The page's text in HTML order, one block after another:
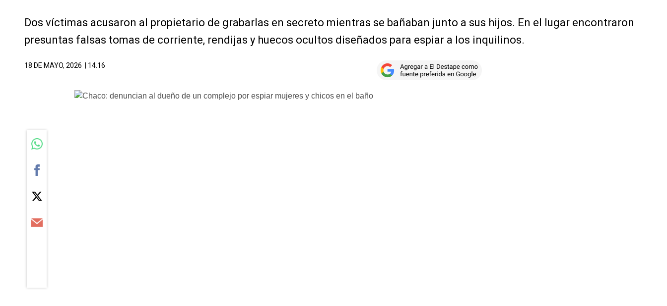
Dos víctimas acusaron al propietario de grabarlas en secreto mientras se bañaban junto a sus hijos. En el lugar encontraron
presuntas falsas tomas de corriente, rendijas y huecos ocultos diseñados para espiar a los inquilinos.
18 DE MAYO, 2026 | 14.16